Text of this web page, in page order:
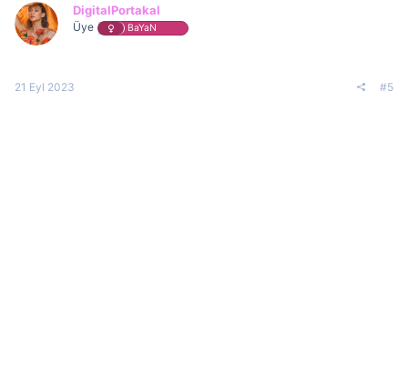
DigitalPortakal
Üye BaYaN
21 Eyl 2023 #5